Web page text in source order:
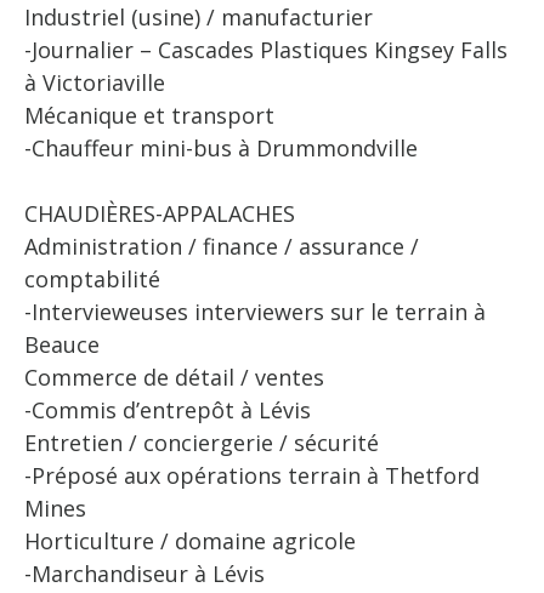
Industriel (usine) / manufacturier
-Journalier – Cascades Plastiques Kingsey Falls
à Victoriaville
Mécanique et transport
-Chauffeur mini-bus à Drummondville
CHAUDIÈRES-APPALACHES
Administration / finance / assurance /
comptabilité
-Intervieweuses interviewers sur le terrain à
Beauce
Commerce de détail / ventes
-Commis d’entrepôt à Lévis
Entretien / conciergerie / sécurité
-Préposé aux opérations terrain à Thetford
Mines
Horticulture / domaine agricole
-Marchandiseur à Lévis